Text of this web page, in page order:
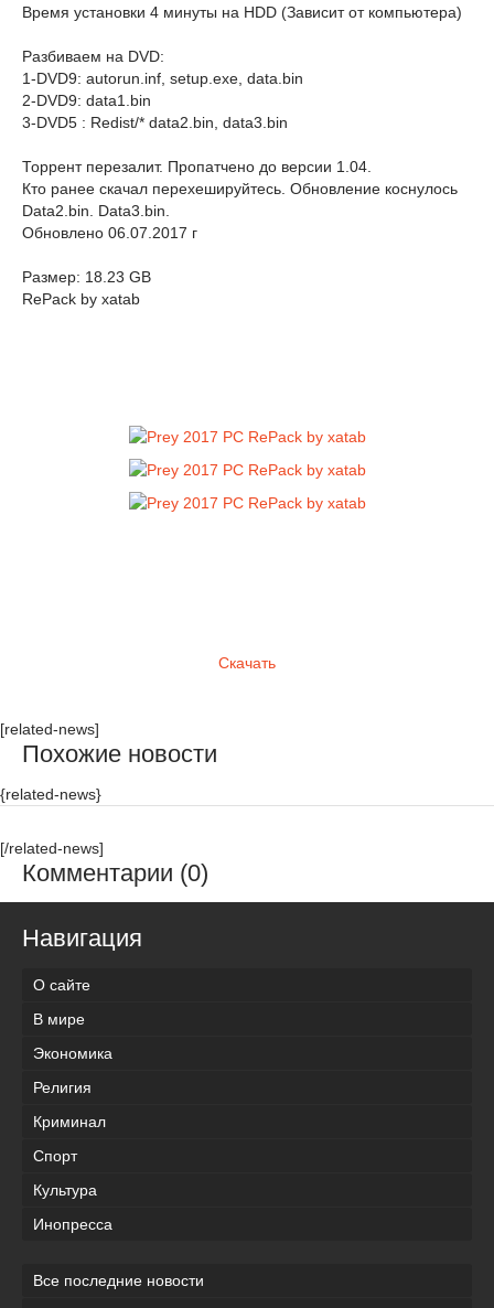
Время установки 4 минуты на HDD (Зависит от компьютера)
Разбиваем на DVD:
1-DVD9: autorun.inf, setup.exe, data.bin
2-DVD9: data1.bin
3-DVD5 : Redist/* data2.bin, data3.bin
Торрент перезалит. Пропатчено до версии 1.04.
Кто ранее скачал перехешируйтесь. Обновление коснулось
Data2.bin. Data3.bin.
Обновлено 06.07.2017 г
Размер: 18.23 GB
RePack by xatab
Скачать
[related-news]
Похожие новости
{related-news}
[/related-news]
Комментарии (0)
Навигация
О сайте
В мире
Экономика
Религия
Криминал
Спорт
Культура
Инопресса
Все последние новости